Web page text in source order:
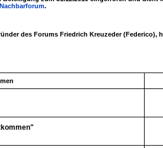
Nachbarforum.
des Forums Friedrich Kreuzeder (Federico),